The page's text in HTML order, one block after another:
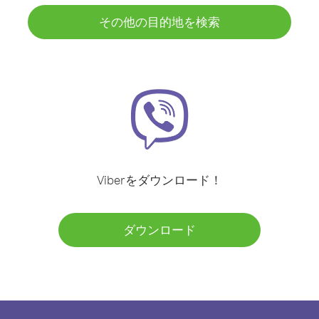
その他の目的地を検索
Viberをダウンロード！
ダウンロード